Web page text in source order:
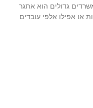
גדולים הוא אתגר
או אפילו אלפי עובדים